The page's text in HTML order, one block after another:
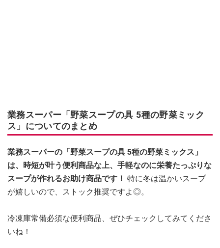
業務スーパー「野菜スープの具 5種の野菜ミック
ス」についてのまとめ
業務スーパーの「野菜スープの具 5種の野菜ミックス」
は、時短が叶う便利商品な上、手軽なのに栄養たっぷりな
スープが作れるお助け商品です！ 特に冬は温かいスープ
が嬉しいので、ストック推奨ですよ◎。
冷凍庫常備必須な便利商品、ぜひチェックしてみてくださ
いね！